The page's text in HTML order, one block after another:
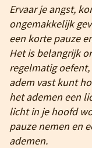
Ervaar je angst,
ongemakkelijk
een korte pauze
Het is belangrijk
regelmatig
adem vast kunt
het ademen een
licht in je hoofd
pauze nemen en
ademen.